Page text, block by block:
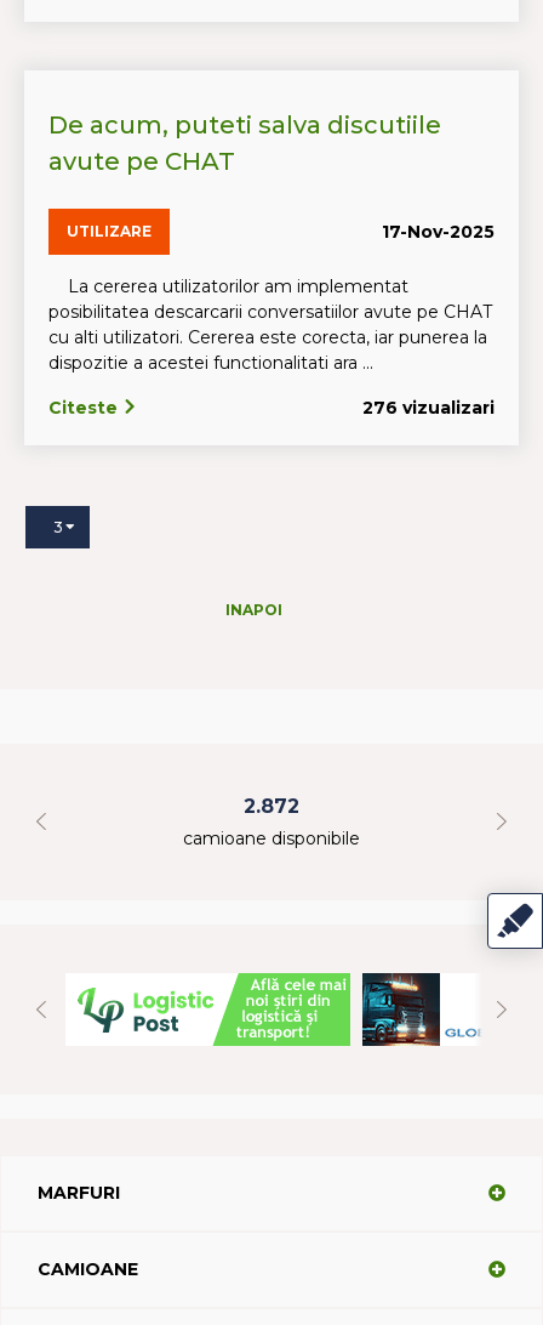
De acum, puteti salva discutiile
avute pe CHAT
UTILIZARE 17-Nov-2025
La cererea utilizatorilor am implementat
posibilitatea descarcarii conversatiilor avute pe CHAT
cu alti utilizatori. Cererea este corecta, iar punerea la
dispozitie a acestei functionalitati ara ...
Citeste 276 vizualizari
3
INAPOI
2.872
camioane disponibile
MARFURI
CAMIOANE